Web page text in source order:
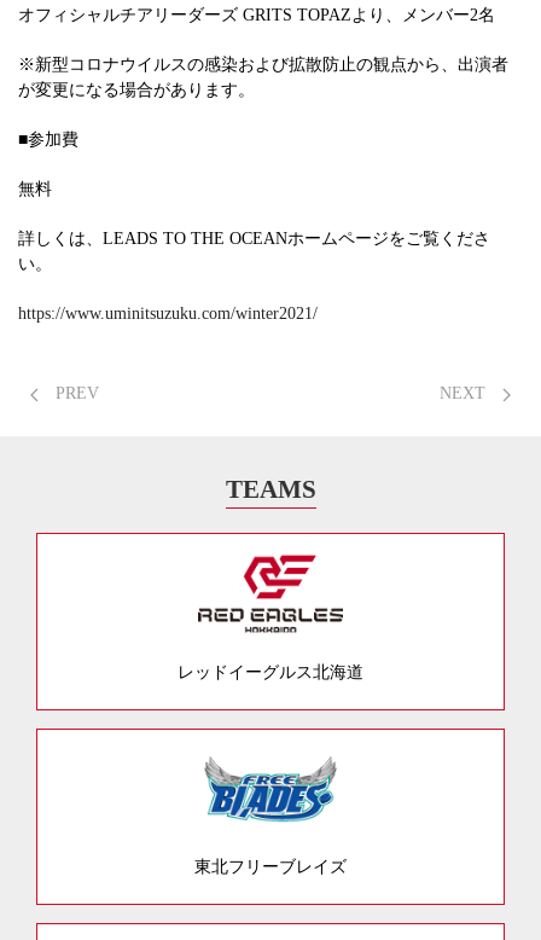
オフィシャルチアリーダーズ GRITS TOPAZより、メンバー2名
※新型コロナウイルスの感染および拡散防止の観点から、出演者
が変更になる場合があります。
■参加費
無料
詳しくは、LEADS TO THE OCEANホームページをご覧くださ
い。
https://www.uminitsuzuku.com/winter2021/
PREV NEXT
TEAMS
レッドイーグルス北海道
東北フリーブレイズ